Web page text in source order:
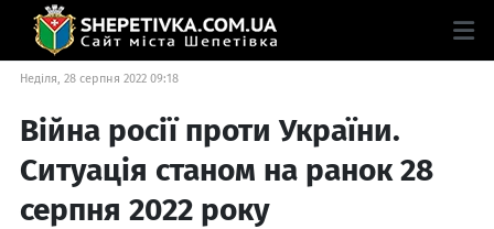
Неділя, 28 серпня 2022 09:18
Війна росії проти України.
Ситуація станом на ранок 28
серпня 2022 року